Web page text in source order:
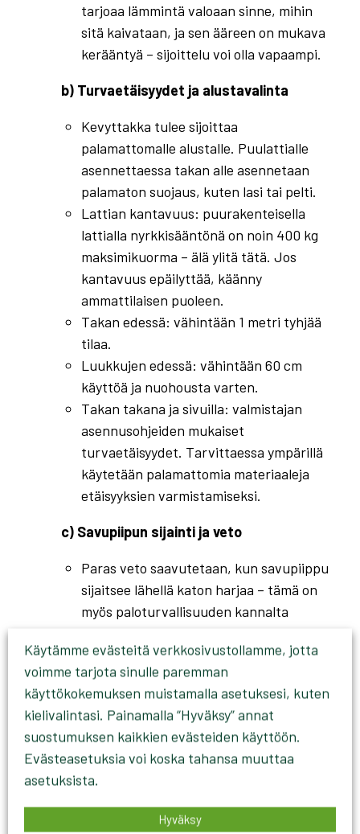
tarjoaa lämmintä valoaan sinne, mihin
sitä kaivataan, ja sen ääreen on mukava
kerääntyä – sijoittelu voi olla vapaampi.
b) Turvaetäisyydet ja alustavalinta
Kevyttakka tulee sijoittaa
palamattomalle alustalle. Puulattialle
asennettaessa takan alle asennetaan
palamaton suojaus, kuten lasi tai pelti.
Lattian kantavuus: puurakenteisella
lattialla nyrkkisääntönä on noin 400 kg
maksimikuorma – älä ylitä tätä. Jos
kantavuus epäilyttää, käänny
ammattilaisen puoleen.
Takan edessä: vähintään 1 metri tyhjää
tilaa.
Luukkujen edessä: vähintään 60 cm
käyttöä ja nuohousta varten.
Takan takana ja sivuilla: valmistajan
asennusohjeiden mukaiset
turvaetäisyydet. Tarvittaessa ympärillä
käytetään palamattomia materiaaleja
etäisyyksien varmistamiseksi.
c) Savupiipun sijainti ja veto
Paras veto saavutetaan, kun savupiippu
sijaitsee lähellä katon harjaa – tämä on
myös paloturvallisuuden kannalta
Selvitä etukäteen, minkä rakenteiden
läpi hormin tulee kulkea ja kuinka
vaativaa niiden avaaminen ja uudelleen
tiivistäminen on.
Varmista, että hormin asennus ja katon
tiivistykset tehdään huolella – vuotava
katto tai väärin asennettu hormi on
vaarallinen ja kallis yllätys.
Savupiipun paikka ja sijainnin vaikutus
Käytämme evästeitä verkkosivustollamme, jotta
voimme tarjota sinulle paremman
käyttökokemuksen muistamalla asetuksesi, kuten
kielivalintasi. Painamalla “Hyväksy” annat
suostumuksen kaikkien evästeiden käyttöön.
Evästeasetuksia voi koska tahansa muuttaa
asetuksista.
Hyväksy